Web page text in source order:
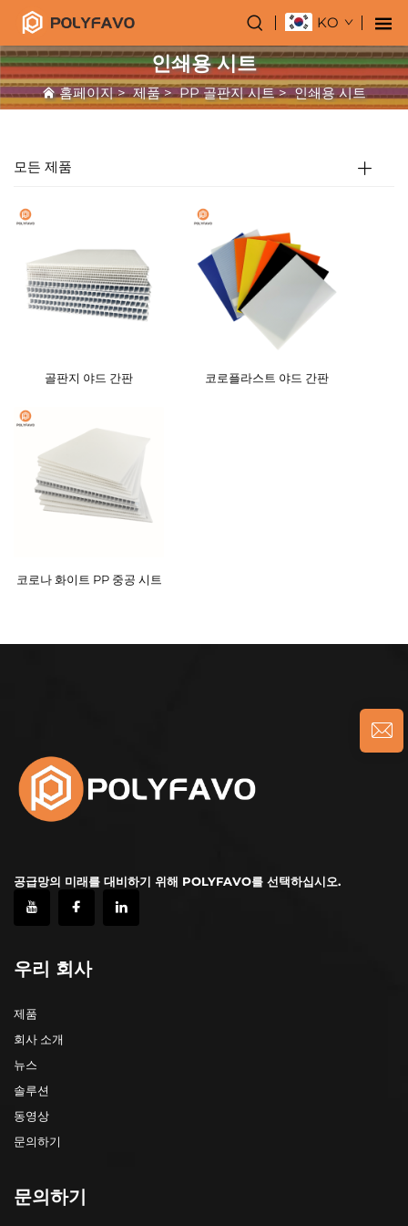
KO
인쇄용 시트
홈페이지>제품>PP 골판지 시트>인쇄용 시트
모든 제품
골판지 야드 간판 코로플라스트 야드 간판
코로나 화이트 PP 중공 시트
공급망의 미래를 대비하기 위해 POLYFAVO를 선택하십시오.
우리 회사
제품
회사 소개
뉴스
솔루션
동영상
문의하기
문의하기